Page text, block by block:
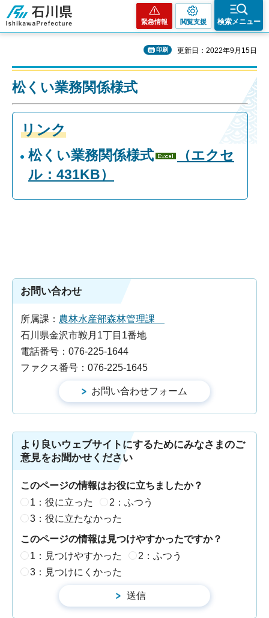
石川県
緊急情報 閲覧支援 検索メニュー
印刷 更新日：2022年9月15日
松くい業務関係様式
リンク
松くい業務関係様式
（エクセ
ル：431KB）
お問い合わせ
所属課： 農林水産部森林管理課
石川県金沢市鞍月1丁目1番地
電話番号：076-225-1644
ファクス番号：076-225-1645
より良いウェブサイトにするためにみなさまのご
意見をお聞かせください
このページの情報はお役に立ちましたか？
1：役に立った
2：ふつう
3：役に立たなかった
このページの情報は見つけやすかったですか？
1：見つけやすかった
2：ふつう
3：見つけにくかった